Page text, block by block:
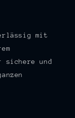
mit
sichere und